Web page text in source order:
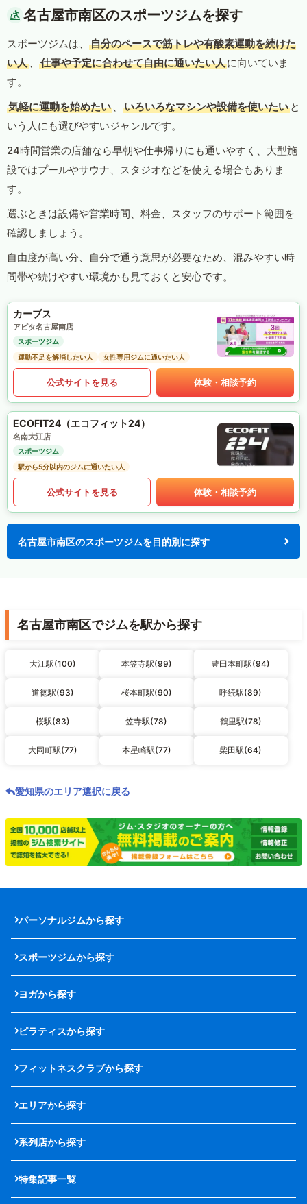
名古屋市南区のスポーツジムを探す
スポーツジムは、
自分のペースで筋トレや有酸素運動を続けた
い人 、 仕事や予定に合わせて自由に通いたい人に向いていま
す。
気軽に運動を始めたい 、 いろいろなマシンや設備を使いたい と
いう人にも選びやすいジャンルです。
24時間営業の店舗なら早朝や仕事帰りにも通いやすく、大型施
設ではプールやサウナ、スタジオなどを使える場合もありま
す。
選ぶときは設備や営業時間、料金、スタッフのサポート範囲を
確認しましょう。
自由度が高い分、自分で通う意思が必要なため、混みやすい時
間帯や続けやすい環境かも見ておくと安心です。
カーブス
アピタ名古屋南店
スポーツジム
運動不足を解消したい人
女性専用ジムに通いたい人
公式サイトを見る 体験・相談予約
ECOFIT24（エコフィット24）
名南大江店
スポーツジム
駅から5分以内のジムに通いたい人
公式サイトを見る 体験・相談予約
名古屋市南区のスポーツジムを目的別に探す
名古屋市南区でジムを駅から探す
大江駅(100) 本笠寺駅(99) 豊田本町駅(94)
道徳駅(93) 桜本町駅(90) 呼続駅(89)
桜駅(83) 笠寺駅(78) 鶴里駅(78)
大同町駅(77) 本星崎駅(77) 柴田駅(64)
愛知県のエリア選択に戻る
パーソナルジムから探す
スポーツジムから探す
ヨガから探す
ピラティスから探す
フィットネスクラブから探す
エリアから探す
系列店から探す
特集記事一覧